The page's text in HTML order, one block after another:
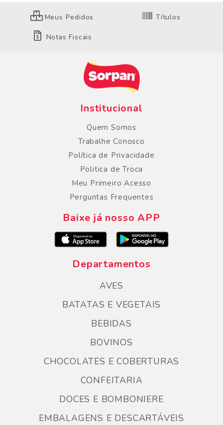
Meus Pedidos Títulos
Notas Fiscais
Institucional
Quem Somos
Trabalhe Conosco
Política de Privacidade
Politica de Troca
Meu Primeiro Acesso
Perguntas Frequentes
Baixe já nosso APP
Departamentos
AVES
BATATAS E VEGETAIS
BEBIDAS
BOVINOS
CHOCOLATES E COBERTURAS
CONFEITARIA
DOCES E BOMBONIERE
EMBALAGENS E DESCARTÁVEIS